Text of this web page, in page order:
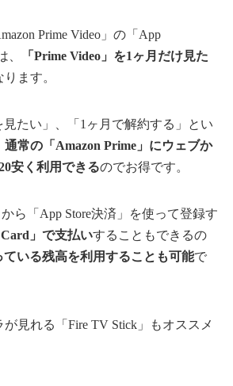
Prime Video」の「App
、
「Prime Video」を1ヶ月だけ見た
ります。
見たい」、「1ヶ月で解約する」とい
通常の「Amazon Prime」にウェブか
安く利用できるのでお得です。
ら「App Store決済」を使って登録す
Card」で支払いすることもできるの
いる残高を利用することも可能で
見れる「Fire TV Stick」もオススメ